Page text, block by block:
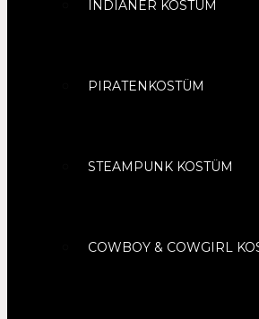
INDIANER KOSTÜM
PIRATENKOSTÜM
STEAMPUNK KOSTÜM
COWBOY & COWGIRL